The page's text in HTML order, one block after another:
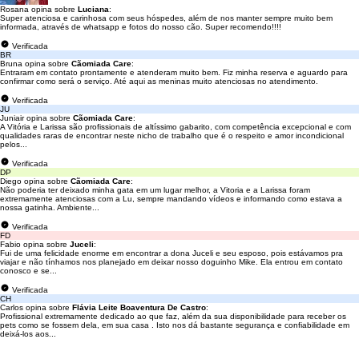
Rosana opina sobre Luciana:
Super atenciosa e carinhosa com seus hóspedes, além de nos manter sempre muito bem
informada, através de whatsapp e fotos do nosso cão. Super recomendo!!!!
Verificada
BR
Bruna opina sobre Cãomiada Care:
Entraram em contato prontamente e atenderam muito bem. Fiz minha reserva e aguardo para
confirmar como será o serviço. Até aqui as meninas muito atenciosas no atendimento.
Verificada
JU
Juniair opina sobre Cãomiada Care:
A Vitória e Larissa são profissionais de altíssimo gabarito, com competência excepcional e com
qualidades raras de encontrar neste nicho de trabalho que é o respeito e amor incondicional
pelos...
Verificada
DP
Diego opina sobre Cãomiada Care:
Não poderia ter deixado minha gata em um lugar melhor, a Vitoria e a Larissa foram
extremamente atenciosas com a Lu, sempre mandando vídeos e informando como estava a
nossa gatinha. Ambiente...
Verificada
FD
Fabio opina sobre Juceli:
Fui de uma felicidade enorme em encontrar a dona Juceli e seu esposo, pois estávamos pra
viajar e não tínhamos nos planejado em deixar nosso doguinho Mike. Ela entrou em contato
conosco e se...
Verificada
CH
Carlos opina sobre Flávia Leite Boaventura De Castro:
Profissional extremamente dedicado ao que faz, além da sua disponibilidade para receber os
pets como se fossem dela, em sua casa . Isto nos dá bastante segurança e confiabilidade em
deixá-los aos...